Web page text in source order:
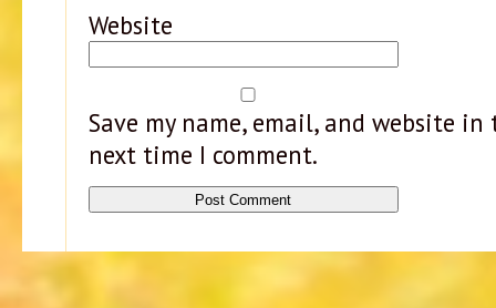
Website
Save my name, email, and website
next time I comment.